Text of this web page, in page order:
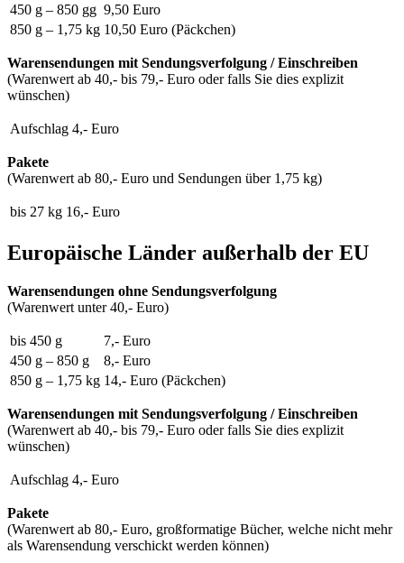
450 g – 850 gg 9,50 Euro
850 g – 1,75 kg 10,50 Euro (Päckchen)
Warensendungen mit Sendungsverfolgung / Einschreiben
(Warenwert ab 40,- bis 79,- Euro oder falls Sie dies explizit
wünschen)
Aufschlag 4,- Euro
Pakete
(Warenwert ab 80,- Euro und Sendungen über 1,75 kg)
bis 27 kg 16,- Euro
Europäische Länder außerhalb der EU
Warensendungen ohne Sendungsverfolgung
(Warenwert unter 40,- Euro)
bis 450 g
7,- Euro
450 g – 850 g
8,- Euro
850 g – 1,75 kg 14,- Euro (Päckchen)
Warensendungen mit Sendungsverfolgung / Einschreiben
(Warenwert ab 40,- bis 79,- Euro oder falls Sie dies explizit
wünschen)
Aufschlag 4,- Euro
Pakete
(Warenwert ab 80,- Euro, großformatige Bücher, welche nicht mehr
als Warensendung verschickt werden können)